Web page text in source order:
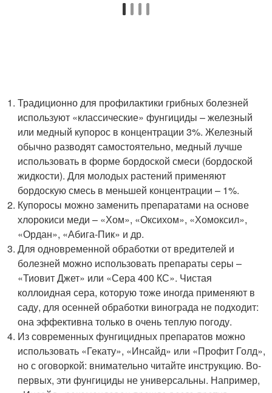
Традиционно для профилактики грибных болезней
используют «классические» фунгициды – железный
или медный купорос в концентрации 3%. Железный
обычно разводят самостоятельно, медный лучше
использовать в форме бордоской смеси (бордоской
жидкости). Для молодых растений применяют
бордоскую смесь в меньшей концентрации – 1%.
Купоросы можно заменить препаратами на основе
хлорокиси меди – «Хом», «Оксихом», «Хомоксил»,
«Ордан», «Абига-Пик» и др.
Для одновременной обработки от вредителей и
болезней можно использовать препараты серы –
«Тиовит Джет» или «Сера 400 КС». Чистая
коллоидная сера, которую тоже иногда применяют в
саду, для осенней обработки винограда не подходит:
она эффективна только в очень теплую погоду.
Из современных фунгицидных препаратов можно
использовать «Гекату», «Инсайд» или «Профит Голд»,
но с оговоркой: внимательно читайте инструкцию. Во-
первых, эти фунгициды не универсальны. Например,